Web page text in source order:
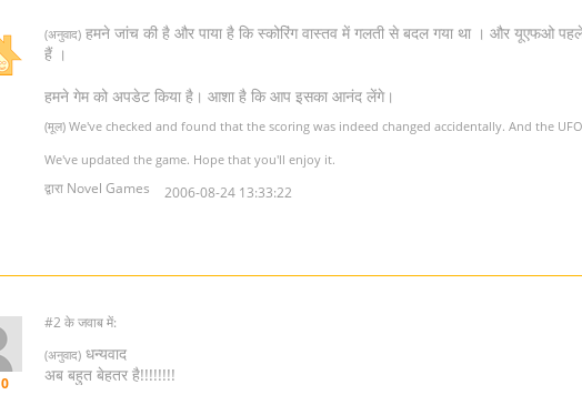
(अनुवाद) हमने जांच की है और पाया है कि स्कोरिंग वास्तव में गलती से बदल गया था । और यूएफओ
हैं ।
हमने गेम को अपडेट किया है। आशा है कि आप इसका आनंद लेंगे।
(मूल) We've checked and found that the scoring was indeed changed accidentally. And the
We've updated the game. Hope that you'll enjoy it.
द्वारा Novel Games 2006-08-24 13:33:22
0
#2 के जवाब में:
(अनुवाद) धन्यवाद
अब बहुत बेहतर है!!!!!!!!